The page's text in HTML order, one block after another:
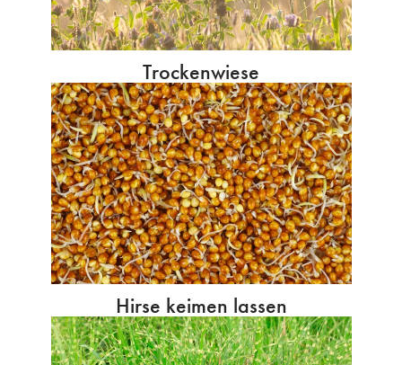
Trockenwiese
Hirse keimen lassen